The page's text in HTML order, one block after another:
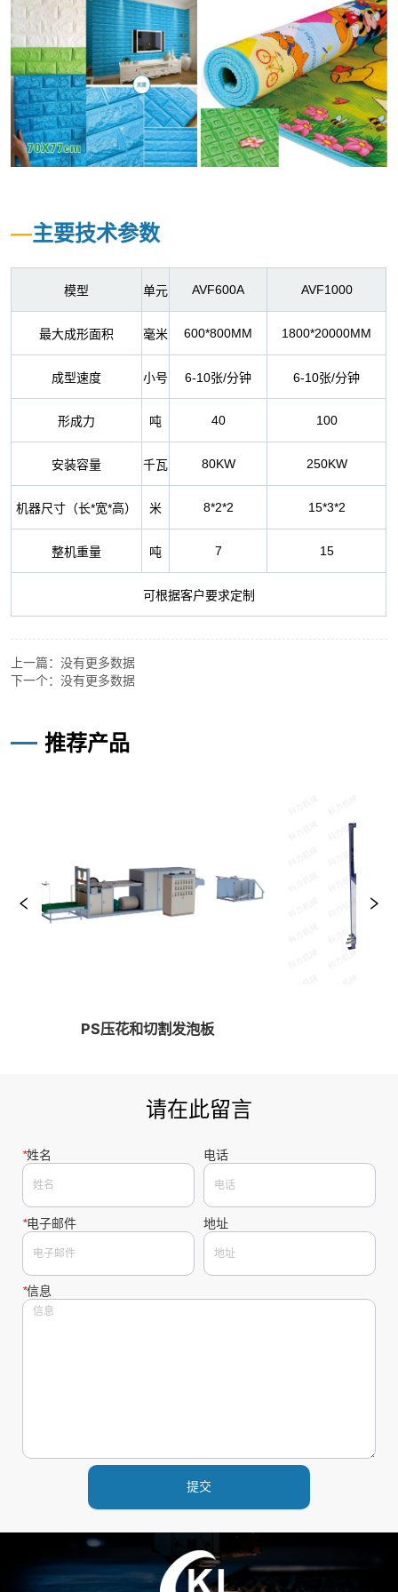
上一篇：没有更多数据
下一个：没有更多数据
— 推荐产品
PS压花和切割发泡板
请在此留言
*姓名 电话
*电子邮件 地址
*信息
提交